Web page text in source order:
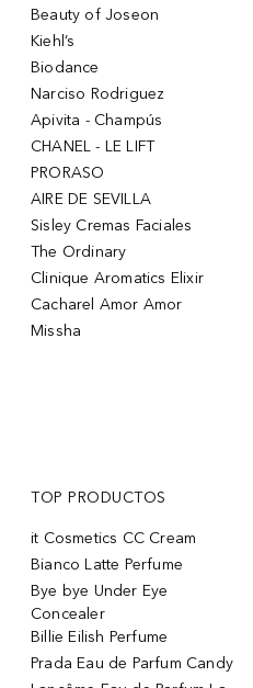
Beauty of Joseon
Kiehl’s
Biodance
Narciso Rodriguez
Apivita - Champús
CHANEL - LE LIFT
PRORASO
AIRE DE SEVILLA
Sisley Cremas Faciales
The Ordinary
Clinique Aromatics Elixir
Cacharel Amor Amor
Missha
TOP PRODUCTOS
it Cosmetics CC Cream
Bianco Latte Perfume
Bye bye Under Eye
Concealer
Billie Eilish Perfume
Prada Eau de Parfum Candy